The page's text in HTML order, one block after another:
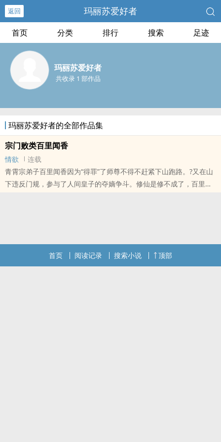
返回 玛丽苏爱好者
首页 分类 排行 搜索 足迹
玛丽苏爱好者
共收录 1 部作品
玛丽苏爱好者的全部作品集
宗门败类百里闻香
情欲
连载
青霄宗弟子百里闻香因为“得罪”了师尊不得不赶紧下山跑路。?又在山
下违反门规，参与了人间皇子的夺嫡争斗。修仙是修不成了，百里闻
本站提示：各位书友要是觉得《宗门败类百里闻香》还不错的话请不
要忘记向您QQ群和微博里的朋友推荐哦！
首页 阅读记录 搜索小说 顶部